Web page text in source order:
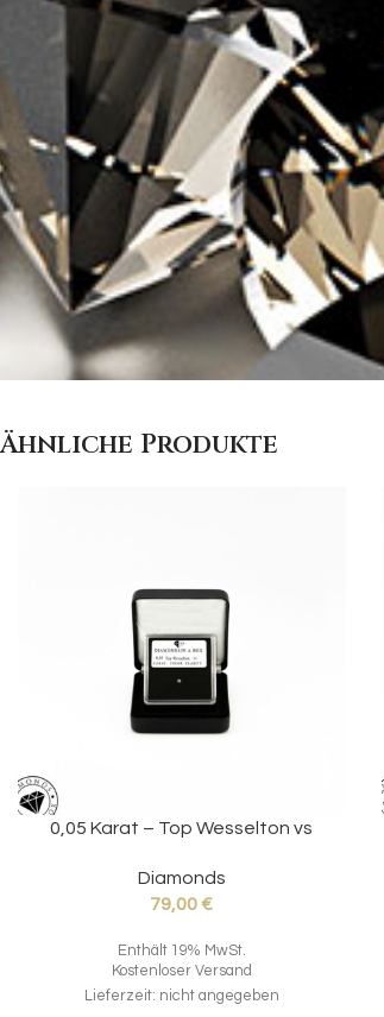
Ähnliche Produkte
0,05 Karat – Top Wesselton vs
Diamonds
79,00€
Enthält 19% MwSt.
Kostenloser Versand
Lieferzeit: nicht angegeben